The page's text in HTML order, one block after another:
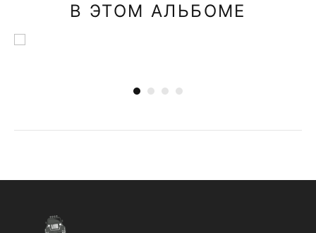
В ЭТОМ АЛЬБОМЕ